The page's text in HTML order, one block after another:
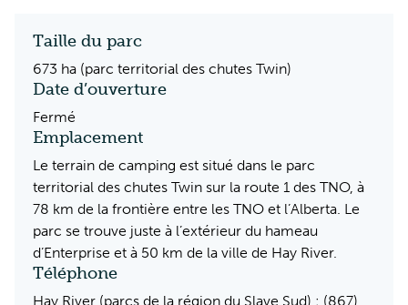
Taille du parc
673 ha (parc territorial des chutes Twin)
Date d’ouverture
Fermé
Emplacement
Le terrain de camping est situé dans le parc
territorial des chutes Twin sur la route 1 des TNO, à
78 km de la frontière entre les TNO et l’Alberta. Le
parc se trouve juste à l’extérieur du hameau
d’Enterprise et à 50 km de la ville de Hay River.
Téléphone
Hay River (parcs de la région du Slave Sud) : (867)